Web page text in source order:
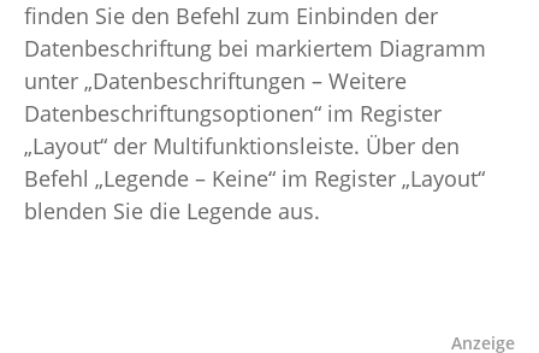
finden Sie den Befehl zum Einbinden der
Datenbeschriftung bei markiertem Diagramm
unter „Datenbeschriftungen – Weitere
Datenbeschriftungsoptionen“ im Register
„Layout“ der Multifunktionsleiste. Über den
Befehl „Legende – Keine“ im Register „Layout“
blenden Sie die Legende aus.